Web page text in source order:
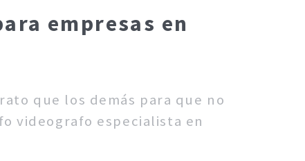
empresas en
que los demás para que no
videografo especialista en